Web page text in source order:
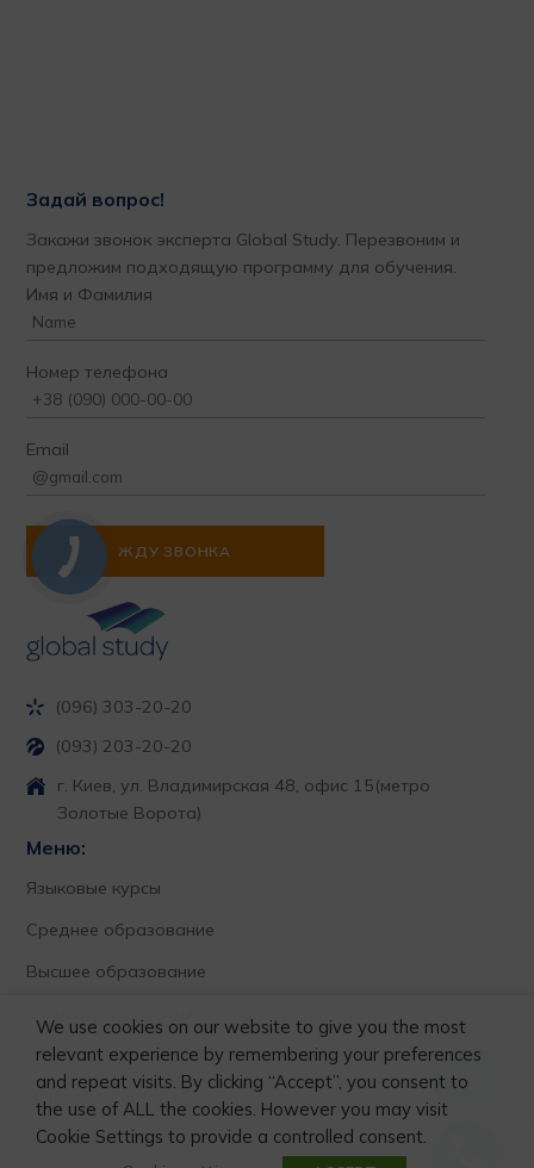
(096) 303-20-20
(093) 203-20-20
г. Киев, ул. Владимирская 48, офис 15(метро
Золотые Ворота)
Меню:
Языковые курсы
Среднее образование
Высшее образование
О нас
Вопросы и ответы
Контакты
Задай вопрос!
Закажи звонок эксперта Global Study. Перезвоним и
предложим подходящую программу для обучения.
Имя и Фамилия
Номер телефона
Email
We use cookies on our website to give you the most
relevant experience by remembering your preferences
and repeat visits. By clicking “Accept”, you consent to
the use of ALL the cookies. However you may visit
Cookie Settings to provide a controlled consent.